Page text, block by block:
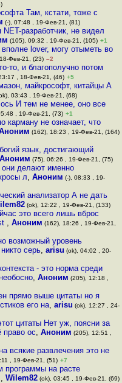
)
Там, кстати, тоже с
(-), 07:48 , 19-Фев-21, (81)
разработчик, не видел
(105), 09:32 , 19-Фев-21, (105) +1
lover, могу отыметь во
Фев-21, (23) –2
то, и благополучно потом
, 18-Фев-21, (46) +5
майкрософт, китайцы А
03:43 , 19-Фев-21, (68)
И тем не менее, оно все
, 19-Фев-21, (73) +1
карману не означает, что
(162), 18:23 , 19-Фев-21, (164)
язык, достигающий
Аноним (75), 06:26 , 19-Фев-21, (75)
они делают именно
л, Аноним (-), 08:33 , 19-
анализатор А не дать
(ok), 12:22 , 19-Фев-21, (133)
это всего лишь вброс
, Аноним (162), 18:26 , 19-Фев-21,
возможный уровень
серь, arisu (ok), 04:02 , 20-
- это норма среди
,Аноним (205), 12:18 ,
прямо выше цитаты но я
его на, arisu (ok), 12:27 , 24-
цитаты Нет уж, поясни за
право ос, Аноним (205), 12:51 ,
всякие развлечения это не
, 19-Фев-21, (51) +7
программы на расте
, Wilem82(ok), 03:45 , 19-Фев-21, (69)